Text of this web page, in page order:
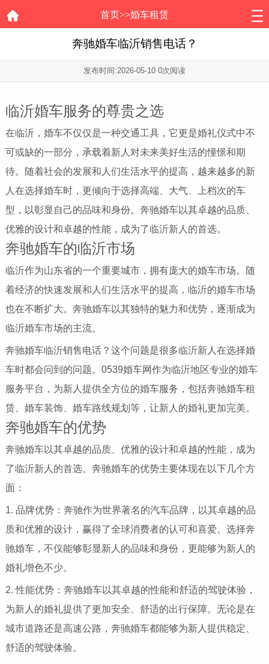
首页>>婚车租赁
奔驰婚车临沂销售电话？
发布时间:2026-05-10 0次阅读
临沂婚车服务的尊贵之选
在临沂，婚车不仅仅是一种交通工具，它更是婚礼仪式中不
可或缺的一部分，承载着新人对未来美好生活的憧憬和期
待。随着社会的发展和人们生活水平的提高，越来越多的新
人在选择婚车时，更倾向于选择高端、大气、上档次的车
型，以彰显自己的品味和身份。奔驰婚车以其卓越的品质、
优雅的设计和卓越的性能，成为了临沂新人的首选。
奔驰婚车的临沂市场
临沂作为山东省的一个重要城市，拥有庞大的婚车市场。随
着经济的快速发展和人们生活水平的提高，临沂的婚车市场
也在不断扩大。奔驰婚车以其独特的魅力和优势，逐渐成为
临沂婚车市场的主流。
奔驰婚车临沂销售电话？这个问题是很多临沂新人在选择婚
车时都会问到的问题。0539婚车网作为临沂地区专业的婚车
服务平台，为新人提供全方位的婚车服务，包括奔驰婚车租
赁、婚车装饰、婚车路线规划等，让新人的婚礼更加完美。
奔驰婚车的优势
奔驰婚车以其卓越的品质、优雅的设计和卓越的性能，成为
了临沂新人的首选。奔驰婚车的优势主要体现在以下几个方
面：
1. 品牌优势：奔驰作为世界著名的汽车品牌，以其卓越的品
质和优雅的设计，赢得了全球消费者的认可和喜爱。选择奔
驰婚车，不仅能够彰显新人的品味和身份，更能够为新人的
婚礼增色不少。
2. 性能优势：奔驰婚车以其卓越的性能和舒适的驾驶体验，
为新人的婚礼提供了更加安全、舒适的出行保障。无论是在
城市道路还是高速公路，奔驰婚车都能够为新人提供稳定、
舒适的驾驶体验。